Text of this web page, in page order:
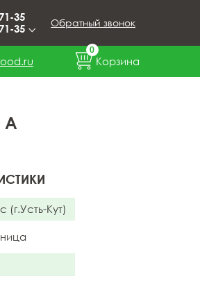
35
35
Обратный звонок
0
Корзина
А
(г.Усть-Кут)